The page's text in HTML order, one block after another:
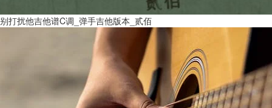
别打扰他吉他谱C调_弹手吉他版本_贰佰